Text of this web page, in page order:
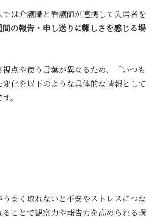
は介護職と看護師が連携して入居者を
間の報告・申し送りに難しさを感じる場
点や使う言葉が異なるため、「いつも
変化を以下のような具体的な情報として
。
まく取れないと不安やストレスにつな
ることで観察力や報告力を高められる環